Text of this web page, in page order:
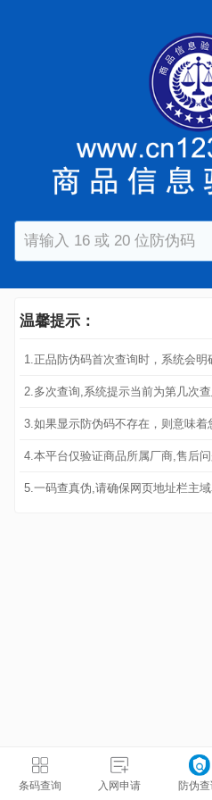
温馨提示：
1.正品防伪码首次查询时，系统会明
2.多次查询,系统提示当前为第几次
3.如果显示防伪码不存在，则意味着
4.本平台仅验证商品所属厂商,售后
5.一码查真伪,请确保网页地址栏主
条码查询 入网申请 防伪查